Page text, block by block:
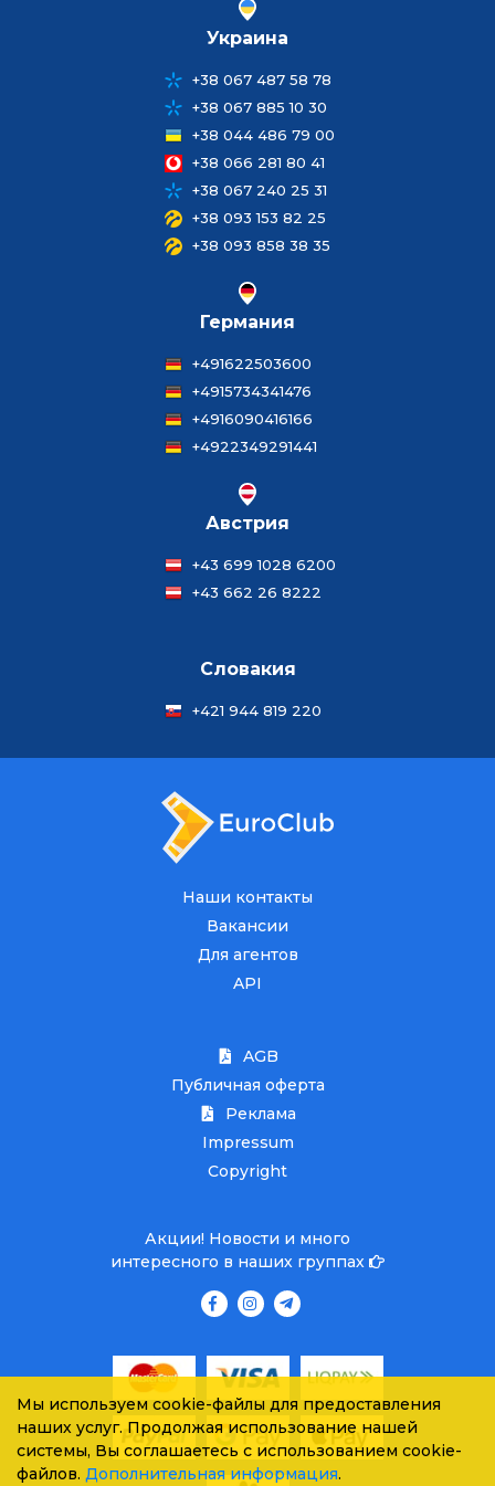
Украина
+38 067 487 58 78
+38 067 885 10 30
+38 044 486 79 00
+38 066 281 80 41
+38 067 240 25 31
+38 093 153 82 25
+38 093 858 38 35
Германия
+491622503600
+4915734341476
+4916090416166
+4922349291441
Австрия
+43 699 1028 6200
+43 662 26 8222
Словакия
+421 944 819 220
Наши контакты
Вакансии
Для агентов
API
AGB
Публичная оферта
Реклама
Impressum
Copyright
Акции! Новости и много
интересного в наших группах
Мы используем cookie-файлы для предоставления
наших услуг. Продолжая использование нашей
системы, Вы соглашаетесь с использованием cookie-
файлов. Дополнительная информация.